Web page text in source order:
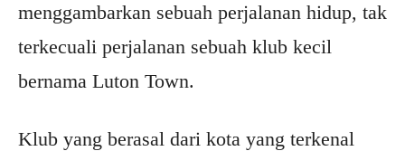
menggambarkan sebuah perjalanan hidup, tak
terkecuali perjalanan sebuah klub kecil
bernama Luton Town.
Klub yang berasal dari kota yang terkenal